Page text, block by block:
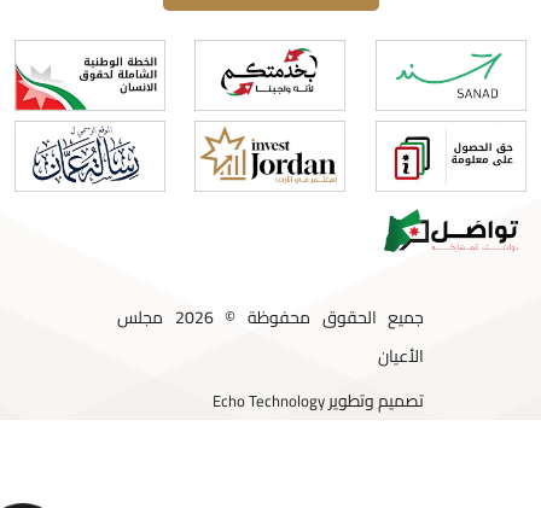
جميع الحقوق محفوظة © 2026 مجلس
الأعيان
تصميم وتطويرEcho Technology